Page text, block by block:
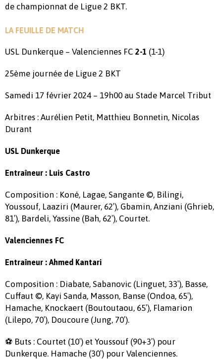
de championnat de Ligue 2 BKT.
LA FEUILLE DE MATCH
USL Dunkerque – Valenciennes FC 2-1 (1-1)
25ème journée de Ligue 2 BKT
Samedi 17 février 2024 – 19h00 au Stade Marcel Tribut
Arbitres : Aurélien Petit, Matthieu Bonnetin, Nicolas
Durant
USL Dunkerque
Entraîneur : Luis Castro
Composition : Koné, Lagae, Sangante ©, Bilingi,
Youssouf, Laaziri (Maurer, 62′), Gbamin, Anziani (Ghrieb,
81′), Bardeli, Yassine (Bah, 62′), Courtet.
Valenciennes FC
Entraîneur : Ahmed Kantari
Composition : Diabate, Sabanovic (Linguet, 33′), Basse,
Cuffaut ©, Kayi Sanda, Masson, Banse (Ondoa, 65′),
Hamache, Knockaert (Boutoutaou, 65′), Flamarion
(Lilepo, 70′), Doucoure (Jung, 70′).
⚽ Buts : Courtet (10′) et Youssouf (90+3′) pour
Dunkerque. Hamache (30′) pour Valenciennes.